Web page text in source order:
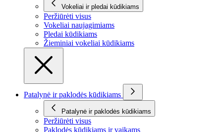
Vokeliai ir pledai kūdikiams
Peržiūrėti visus
Vokeliai naujagimiams
Pledai kūdikiams
Žieminiai vokeliai kūdikiams
Patalynė ir paklodės kūdikiams
Patalynė ir paklodės kūdikiams
Peržiūrėti visus
Paklodės kūdikiams ir vaikams